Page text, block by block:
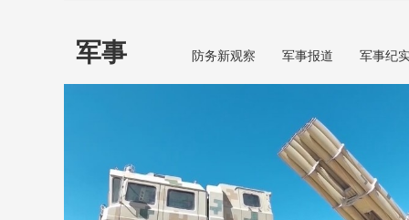
军事 防务新观察 军事报道 军事纪